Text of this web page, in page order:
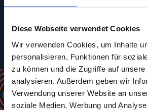
Diese Webseite verwendet Cookies
Wir verwenden Cookies, um Inhalte
personalisieren, Funktionen für
zu können und die Zugriffe auf
analysieren. Außerdem geben wir
Verwendung unserer Website an
soziale Medien, Werbung und
Vermietung
Services